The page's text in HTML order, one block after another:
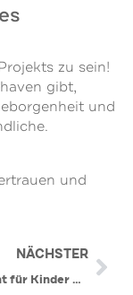
zu sein!
gibt,
und
und
NÄCHSTER
Engagement für Kinder & Jugend – Biebrach Immobilien unterstützt JSG Bambini & Minis